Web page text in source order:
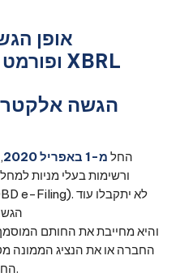
אופן
אלקטרונית ב-DBD ופורמט XBRL
החל מ-1 באפריל 2020
ורשימות בעלי מניות
החברה או את הנציג הממונה
החשבון לחברה ולקבל אימות דיגיטלי.